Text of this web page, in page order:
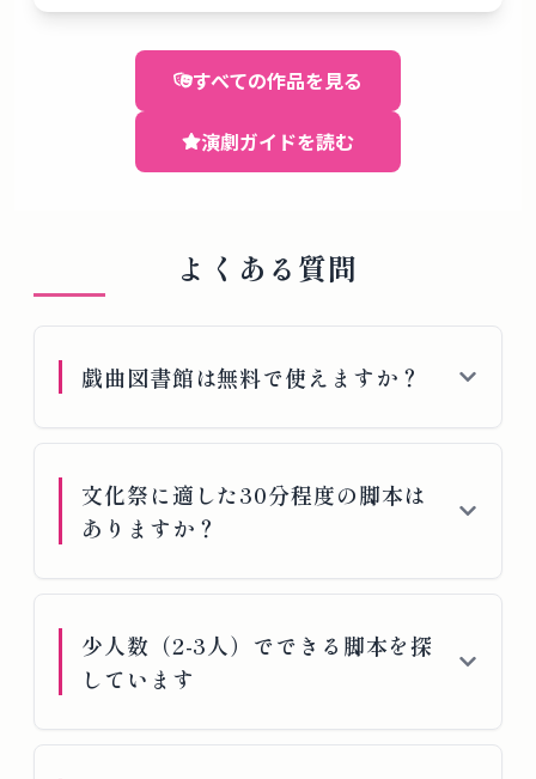
すべての作品を見る
演劇ガイドを読む
よくある質問
戯曲図書館は無料で使えますか？
文化祭に適した30分程度の脚本は
ありますか？
少人数（2-3人）でできる脚本を探
しています